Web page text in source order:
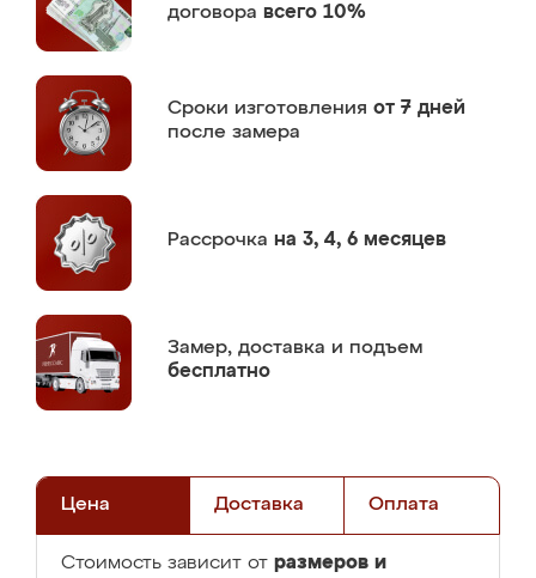
договора всего 10%
Сроки изготовления от 7 дней
после замера
Рассрочка на 3, 4, 6 месяцев
Замер, доставка и подъем
бесплатно
Цена Доставка Оплата
Стоимость зависит от размеров и